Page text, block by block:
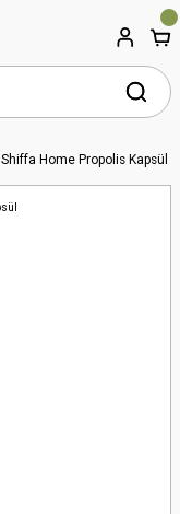
Shiffa Home Propolis Kapsül